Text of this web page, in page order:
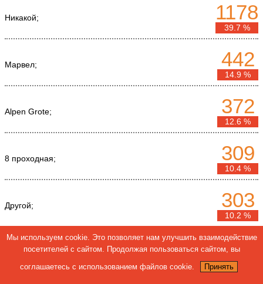
Никакой; 1178
39.7 %
Марвел; 442
14.9 %
Alpen Grote; 372
12.6 %
8 проходная; 309
10.4 %
Другой; 303
10.2 %
Винтаж; 235
7.9 %
Мы используем cookie. Это позволяет нам улучшить взаимодействие
посетителей с сайтом. Продолжая пользоваться сайтом, вы
соглашаетесь с использованием файлов cookie.
Принять